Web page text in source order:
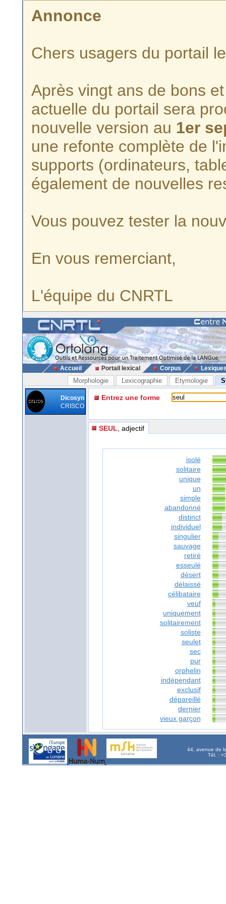
Annonce
Chers usagers du portail
Après vingt ans de bons
actuelle du portail sera
nouvelle version au 1er
une refonte complète de
supports (ordinateurs,
également de nouvelles
Vous pouvez tester la
En vous remerciant,
L'équipe du CNRTL
Accueil Portail lexical Corpus
Morphologie Lexicographie Etymologie
Dicosyn
CRISCO
Entrez une forme
SEUL , adjectif
isolé
solitaire
unique
un
simple
abandonné
distinct
individuel
singulier
sauvage
retiré
esseulé
désert
délaissé
célibataire
veuf
uniquement
solitairement
soliste
seulet
sec
pur
orphelin
indépendant
exclusif
dépareillé
dernier
vieux garçon
44, avenue de
Tél. :